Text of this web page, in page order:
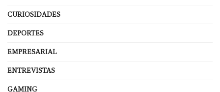
CURIOSIDADES
DEPORTES
EMPRESARIAL
ENTREVISTAS
GAMING